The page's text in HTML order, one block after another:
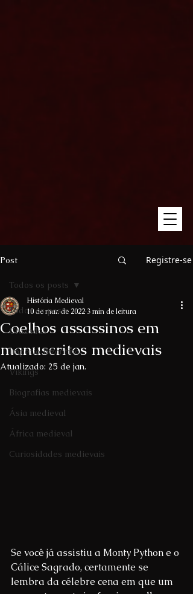
Post Registre-se
Todos os posts
Cruzadas
Império Bizantino
Vikings
Biografias medievais
Ásia medieval
África medieval
Curiosidades medievais
Todos os posts
Coelhos assassinos em
manuscritos medievais
História Medieval
10 de mar. de 2022 3 min de leitura
Atualizado: 25 de jan.
Se você já assistiu a Monty Python e o
Cálice Sagrado, certamente se
lembra da célebre cena em que um